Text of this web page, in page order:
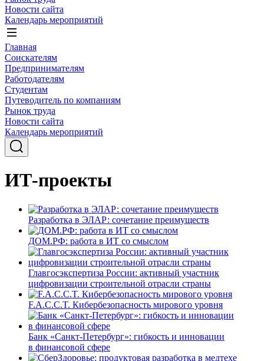
Новости сайта
Календарь мероприятий
Главная
Соискателям
Предпринимателям
Работодателям
Студентам
Путеводитель по компаниям
Рынок труда
Новости сайта
Календарь мероприятий
ИТ-проекты
Разработка в ЭЛАР: сочетание преимуществ
ДОМ.РФ: работа в ИТ со смыслом
Главгосэкспертиза России: активный участник
цифровизации строительной отрасли страны
F.A.C.C.T. Кибербезопасность мирового уровня
Банк «Санкт-Петербург»: гибкость и инновации
в финансовой сфере